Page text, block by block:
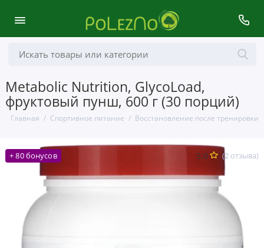
Metabolic Nutrition, GlycoLoad,
фруктовый пунш, 600 г (30 порций)
Главная Спортивное питание Восстановление после тренировки
+ 80 бонусов 5.0 (2 отзыва)